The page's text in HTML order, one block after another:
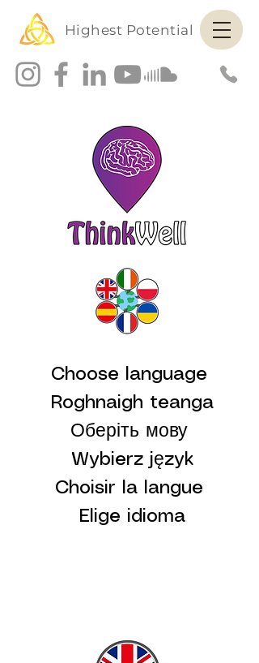
Highest Potential
Choose language
Roghnaigh teanga
Оберіть мову
Wybierz język
Choisir la langue
Elige idioma